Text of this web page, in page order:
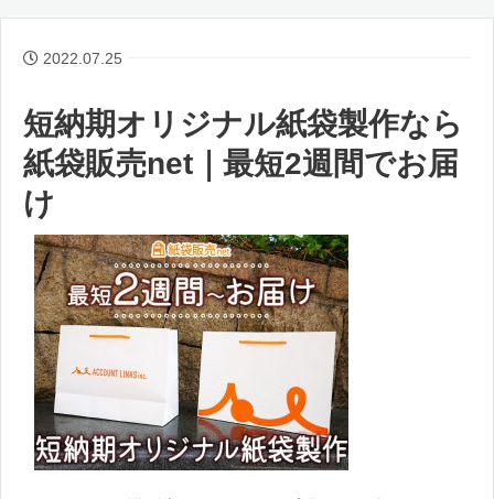
2022.07.25
短納期オリジナル紙袋製作なら
紙袋販売net｜最短2週間でお届
け